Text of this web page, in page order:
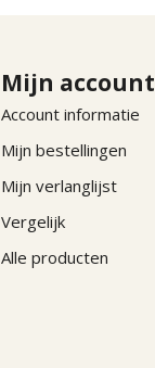
Mijn account
Account informatie
Mijn bestellingen
Mijn verlanglijst
Vergelijk
Alle producten